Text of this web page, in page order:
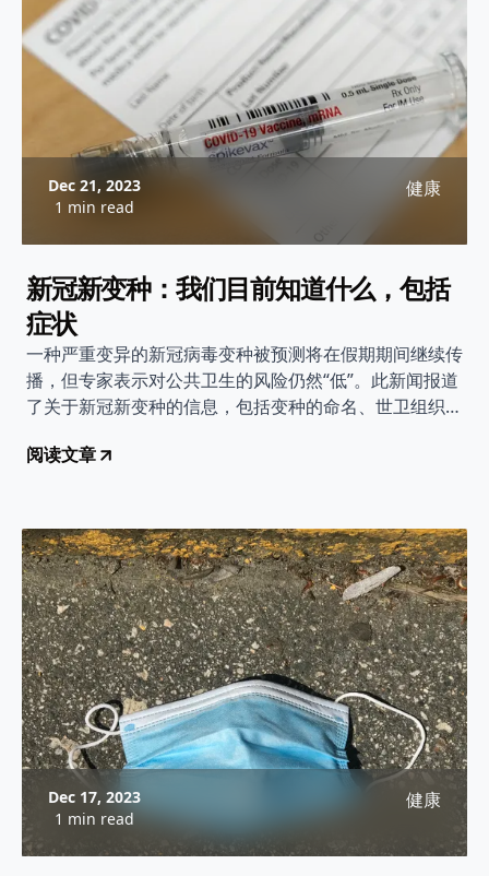
Dec 21, 2023
1 min read
健康
新冠新变种：我们目前知道什么，包括
症状
一种严重变异的新冠病毒变种被预测将在假期期间继续传
播，但专家表示对公共卫生的风险仍然“低”。此新闻报道
了关于新冠新变种的信息，包括变种的命名、世卫组织的
苗、保持良好的卫生习惯，以减少感染和传播的风险。
阅读文章
Dec 17, 2023
1 min read
健康